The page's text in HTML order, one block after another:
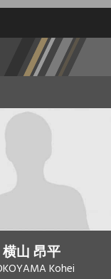
横山 昂平
Kohei